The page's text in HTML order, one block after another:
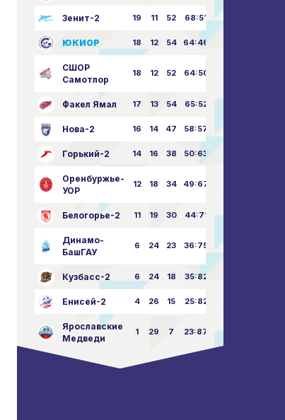
Зенит-2 19 11 52 68:51
ЮКИОР 18 12 54 64:46
СШОР
Самотлор
18 12 52 64:50
Факел Ямал 17 13 54 65:52
Нова-2 16 14 47 58:57
Горький-2 14 16 38 50:63
Оренбуржье-
УОР
12 18 34 49:67
Белогорье-2 11 19 30 44:71
Динамо-
БашГАУ
6 24 23 36:75
Кузбасс-2 6 24 18 35:82
Енисей-2 4 26 15 25:82
Ярославские
Медведи
1 29 7 23:87